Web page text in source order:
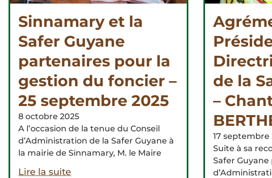
Sinnamary et la
Safer Guyane
partenaires pour la
gestion du foncier –
25 septembre 2025
8 octobre 2025
A l’occasion de la tenue du Conseil
d’Administration de la Safer Guyane à
la mairie de Sinnamary, M. le Maire
Lire la suite
de la
–
17 septembre
Suite à sa
Safer Guyane